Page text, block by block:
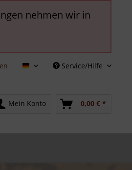
nehmen wir in
Deutsch Service/Hilfe
Mein Konto 0,00 € *